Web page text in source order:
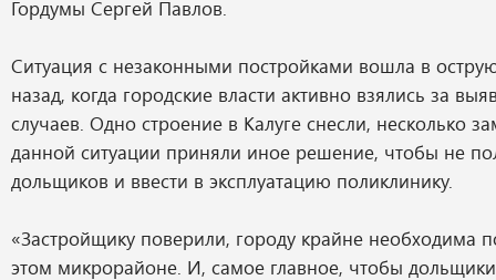
Гордумы Сергей Павлов.
Ситуация с незаконными постройками вошла в
назад, когда городские власти активно взялись за
случаев. Одно строение в Калуге снесли, несколько
данной ситуации приняли иное решение, чтобы не
дольщиков и ввести в эксплуатацию поликлинику.
«Застройщику поверили, городу крайне необходима
этом микрорайоне. И, самое главное, чтобы